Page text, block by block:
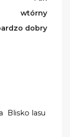
wtórny
dobry
Blisko lasu